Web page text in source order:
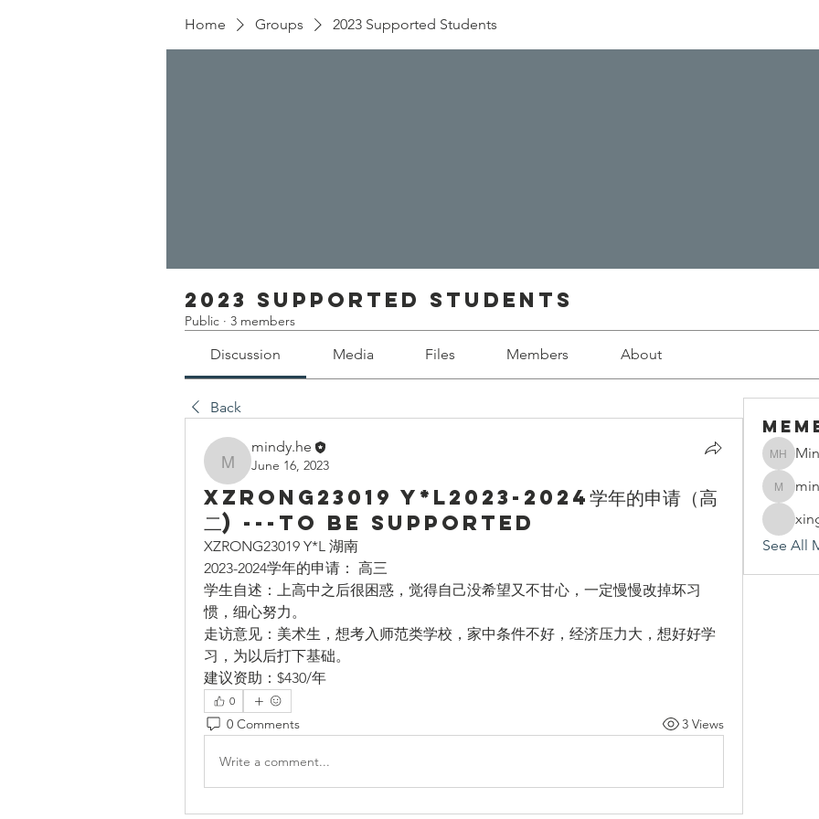
Home Groups 2023 Supported Students
2023 Supported Students
Public · 3 members
Discussion Media Files Members About
Back
mindy.he
mindy.he
June 16, 2023
XZRONG23019 Y*L2023-2024学年的申请（高
二) ---To be supported
XZRONG23019 Y*L 湖南
2023-2024学年的申请： 高三
学生自述：上高中之后很困惑，觉得自己没希望又不甘心，一定慢慢改掉坏习
惯，细心努力。
走访意见：美术生，想考入师范类学校，家中条件不好，经济压力大，想好好学
习，为以后打下基础。
建议资助：$430/年
0
0 Comments 3 Views
Write a comment...
Mindy
See All